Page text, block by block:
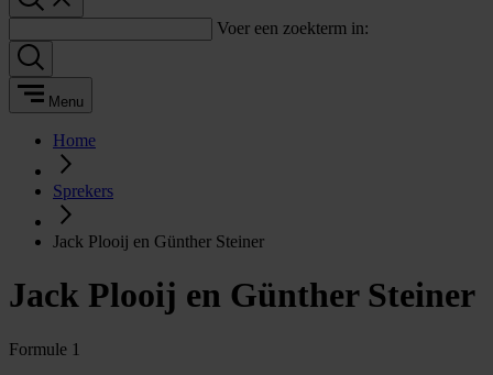
Voer een zoekterm in:
Menu
Home
Sprekers
Jack Plooij en Günther Steiner
Jack Plooij en Günther Steiner
Formule 1